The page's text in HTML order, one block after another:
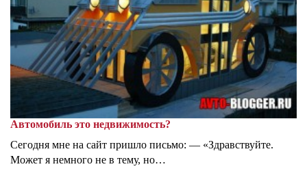
Автомобиль это недвижимость?
Сегодня мне на сайт пришло письмо: — «Здравствуйте.
Может я немного не в тему, но…